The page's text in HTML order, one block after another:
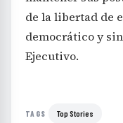
de la libertad de
democrático y
Ejecutivo.
TAGS Top Stories